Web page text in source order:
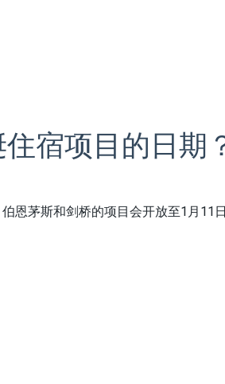
宿项目的日期
恩茅斯和剑桥的项目会开放至1月11